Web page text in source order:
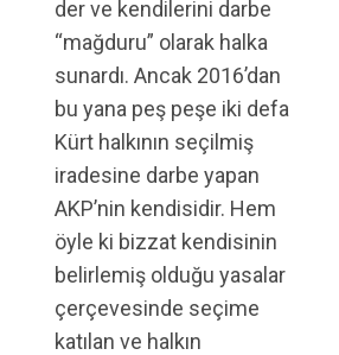
der ve kendilerini darbe
“mağduru” olarak halka
sunardı. Ancak 2016’dan
bu yana peş peşe iki defa
Kürt halkının seçilmiş
iradesine darbe yapan
AKP’nin kendisidir. Hem
öyle ki bizzat kendisinin
belirlemiş olduğu yasalar
çerçevesinde seçime
katılan ve halkın